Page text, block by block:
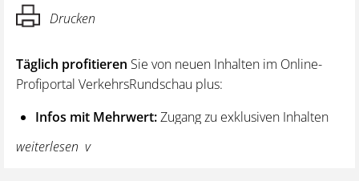
Drucken
Täglich profitieren Sie von neuen Inhalten im Online-
Profiportal VerkehrsRundschau plus:
Infos mit Mehrwert:Zugang zu exklusiven Inhalten
und Hintergrundwissen – von aktuellen Regelungen
wie z. B. bei den Lenk- und Ruhezeiten,
weiterlesen